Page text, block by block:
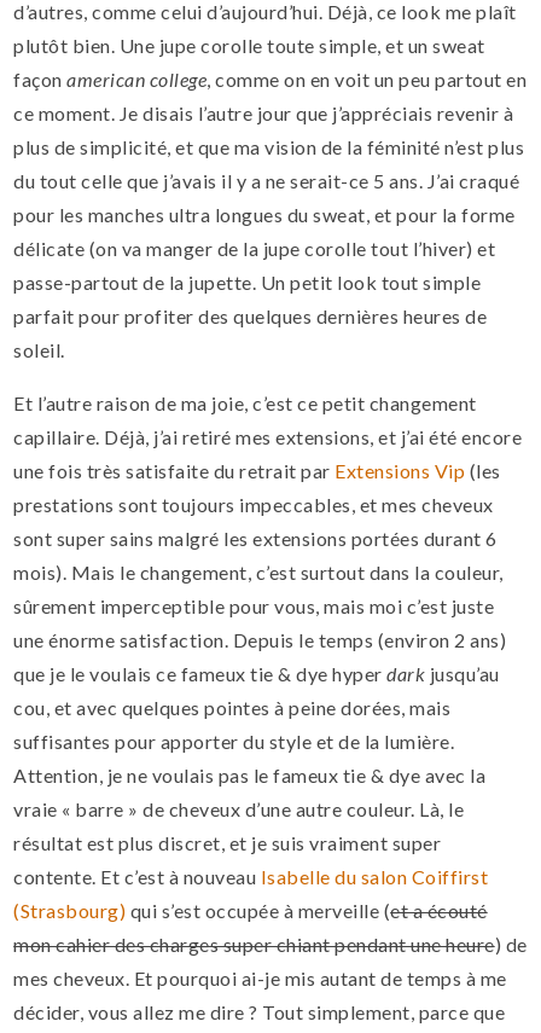
d’autres, comme celui d’aujourd’hui. Déjà, ce look me plaît
plutôt bien. Une jupe corolle toute simple, et un sweat
façonamerican college, comme on en voit un peu partout en
ce moment. Je disais l’autre jour que j’appréciais revenir à
plus de simplicité, et que ma vision de la féminité n’est plus
du tout celle que j’avais il y a ne serait-ce 5 ans. J’ai craqué
pour les manches ultra longues du sweat, et pour la forme
délicate (on va manger de la jupe corolle tout l’hiver) et
passe-partout de la jupette. Un petit look tout simple
parfait pour profiter des quelques dernières heures de
soleil.
Et l’autre raison de ma joie, c’est ce petit changement
capillaire. Déjà, j’ai retiré mes extensions, et j’ai été encore
une fois très satisfaite du retrait par Extensions Vip (les
prestations sont toujours impeccables, et mes cheveux
sont super sains malgré les extensions portées durant 6
mois). Mais le changement, c’est surtout dans la couleur,
sûrement imperceptible pour vous, mais moi c’est juste
une énorme satisfaction. Depuis le temps (environ 2 ans)
que je le voulais ce fameux tie & dye hyperdark jusqu’au
cou, et avec quelques pointes à peine dorées, mais
suffisantes pour apporter du style et de la lumière.
Attention, je ne voulais pas le fameux tie & dye avec la
vraie « barre » de cheveux d’une autre couleur. Là, le
résultat est plus discret, et je suis vraiment super
contente. Et c’est à nouveau Isabelle du salon Coiffirst
(Strasbourg) qui s’est occupée à merveille (et a écouté
mon cahier des charges super chiant pendant une heure) de
mes cheveux. Et pourquoi ai-je mis autant de temps à me
décider, vous allez me dire ? Tout simplement, parce que